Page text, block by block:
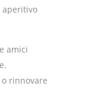
aperitivo
amici
rinnovare